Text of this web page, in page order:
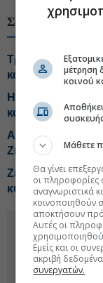
ΣΧΕΤΙΚΑ
Τραμπ: «Εθνική
κατασκευή
ΗΠΑ: Επενδύσεις
και μπαταρίες
Αιφνιδίασε τον
Ζήτησε
Ζελένσκι:
κυρώσεις στη
μέτρηση
κοινού
Μάθετε
Θα γίνει
οι
αναγνωριστικά
κοινοποιηθούν
αποκτήσουν
Αυτές οι
Εμείς και οι
ακριβή
συνεργατών.